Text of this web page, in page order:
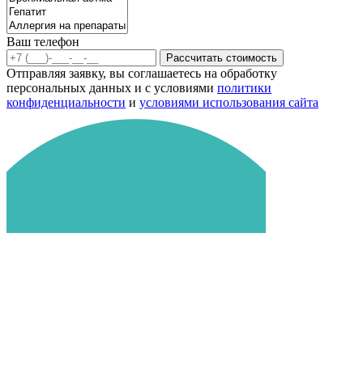
Ваш телефон
Рассчитать стоимость
Отправляя заявку, вы соглашаетесь на обработку
персональных данных и с условиями политики
конфиденциальности и условиями использования сайта